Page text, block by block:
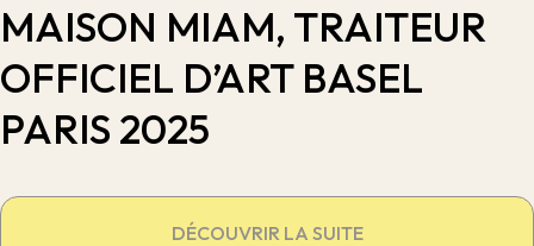
MAISON MIAM, TRAITEUR
OFFICIEL D’ART BASEL
PARIS 2025
DÉCOUVRIR LA SUITE